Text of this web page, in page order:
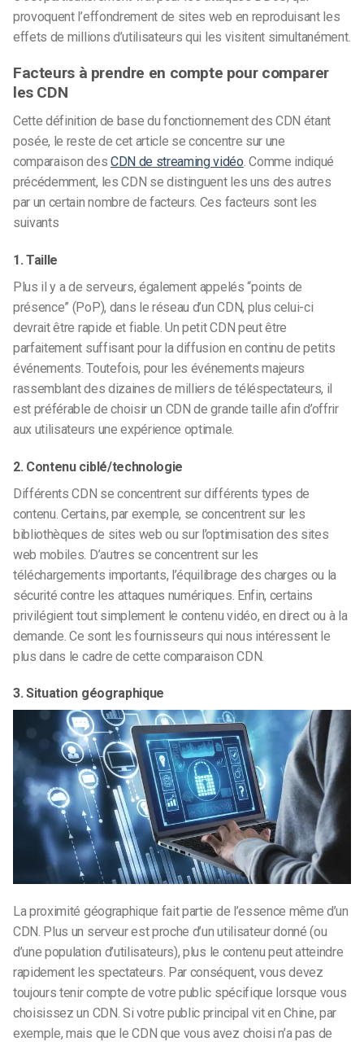
provoquent l’effondrement de sites web en reproduisant les
effets de millions d’utilisateurs qui les visitent simultanément.
Facteurs à prendre en compte pour comparer
les CDN
Cette définition de base du fonctionnement des CDN étant
posée, le reste de cet article se concentre sur une
comparaison des CDN de streaming vidéo. Comme indiqué
précédemment, les CDN se distinguent les uns des autres
par un certain nombre de facteurs. Ces facteurs sont les
suivants
1. Taille
Plus il y a de serveurs, également appelés “points de
présence” (PoP), dans le réseau d’un CDN, plus celui-ci
devrait être rapide et fiable. Un petit CDN peut être
parfaitement suffisant pour la diffusion en continu de petits
événements. Toutefois, pour les événements majeurs
rassemblant des dizaines de milliers de téléspectateurs, il
est préférable de choisir un CDN de grande taille afin d’offrir
aux utilisateurs une expérience optimale.
2. Contenu ciblé/technologie
Différents CDN se concentrent sur différents types de
contenu. Certains, par exemple, se concentrent sur les
bibliothèques de sites web ou sur l’optimisation des sites
web mobiles. D’autres se concentrent sur les
téléchargements importants, l’équilibrage des charges ou la
sécurité contre les attaques numériques. Enfin, certains
privilégient tout simplement le contenu vidéo, en direct ou à la
demande. Ce sont les fournisseurs qui nous intéressent le
plus dans le cadre de cette comparaison CDN.
3. Situation géographique
La proximité géographique fait partie de l’essence même d’un
CDN. Plus un serveur est proche d’un utilisateur donné (ou
d’une population d’utilisateurs), plus le contenu peut atteindre
rapidement les spectateurs. Par conséquent, vous devez
toujours tenir compte de votre public spécifique lorsque vous
choisissez un CDN. Si votre public principal vit en Chine, par
exemple, mais que le CDN que vous avez choisi n’a pas de